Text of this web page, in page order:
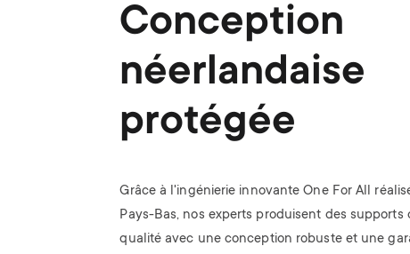
Conception
néerlandaise
protégée
Grâce à l'ingénierie innovante One For All
Pays-Bas, nos experts produisent des supports
qualité avec une conception robuste et une